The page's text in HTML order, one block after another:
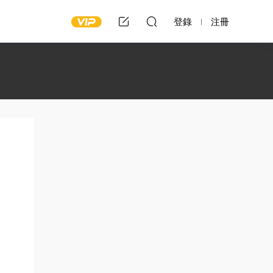
登錄 注冊